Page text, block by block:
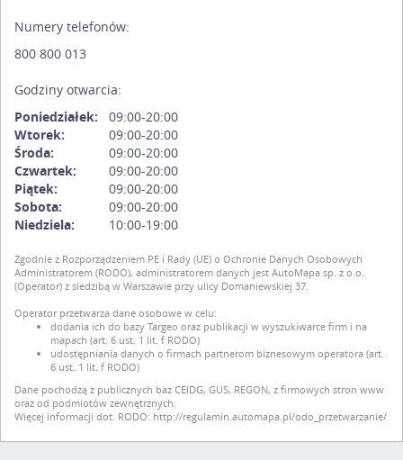
Numery telefonów:
800 800 013
Godziny otwarcia:
Poniedziałek:
09:00-20:00
Wtorek:
09:00-20:00
Środa:
09:00-20:00
Czwartek:
09:00-20:00
Piątek:
09:00-20:00
Sobota:
09:00-20:00
Niedziela:
10:00-19:00
Zgodnie z Rozporządzeniem PE i Rady (UE) o Ochronie Danych Osobowych
Administratorem (RODO), administratorem danych jest AutoMapa sp. z o.o.
(Operator) z siedzibą w Warszawie przy ulicy Domaniewskiej 37.
Operator przetwarza dane osobowe w celu:
dodania ich do bazy Targeo oraz publikacji w wyszukiwarce firm i na
mapach (art. 6 ust. 1 lit. f RODO)
udostępniania danych o firmach partnerom biznesowym operatora (art.
6 ust. 1 lit. f RODO)
Dane pochodzą z publicznych baz CEIDG, GUS, REGON, z firmowych stron www
oraz od podmiotów zewnętrznych.
Więcej informacji dot. RODO: http://regulamin.automapa.pl/odo_przetwarzanie/